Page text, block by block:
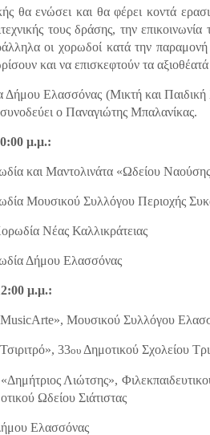
θα ενώσει και θα φέρει κοντά
τους δράσης, την
οι χορωδοί κατά την
και να επισκεφτούν τα αξιοθέατά
Ελασσόνας (Μικτή και Παιδική
ο Παναγιώτης Μπαλανίκας.
μ.μ.:
και Μαντολινάτα «Ωδείου
Μουσικού Συλλόγου Περιοχής
Νέας Καλλικράτειας
Δήμου Ελασσόνας
μ.μ.:
MusicArte», Μουσικού Συλλόγου
33ου Δημοτικού Σχολείου
Λιώτσης»,
Ωδείου Σιάτιστας
Ελασσόνας